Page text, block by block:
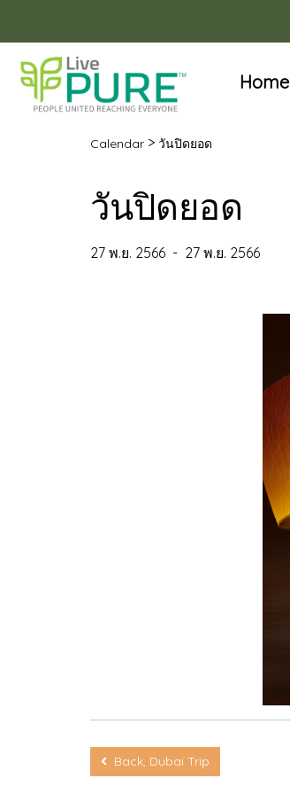
Home
Calendar > วันปิดยอด
วันปิดยอด
27 พ.ย. 2566 - 27 พ.ย. 2566
Back, Dubai Trip